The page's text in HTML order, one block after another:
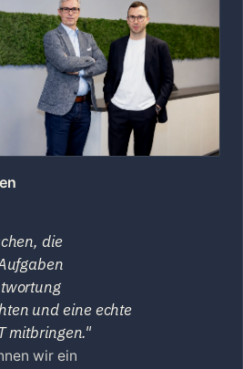
die
und eine echte
mitbringen."
wir ein